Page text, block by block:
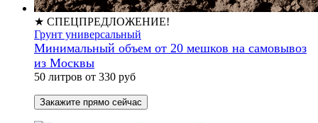
★ СПЕЦПРЕДЛОЖЕНИЕ!
Грунт универсальный
Минимальный объем от 20 мешков на самовывоз
из Москвы
50 литров от 330 руб
Закажите прямо сейчас